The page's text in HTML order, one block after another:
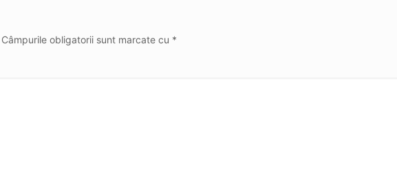
Câmpurile obligatorii sunt marcate cu *